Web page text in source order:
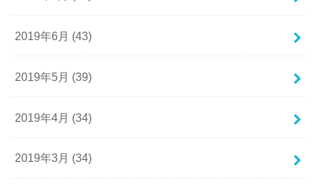
2019年6月 (43)
2019年5月 (39)
2019年4月 (34)
2019年3月 (34)